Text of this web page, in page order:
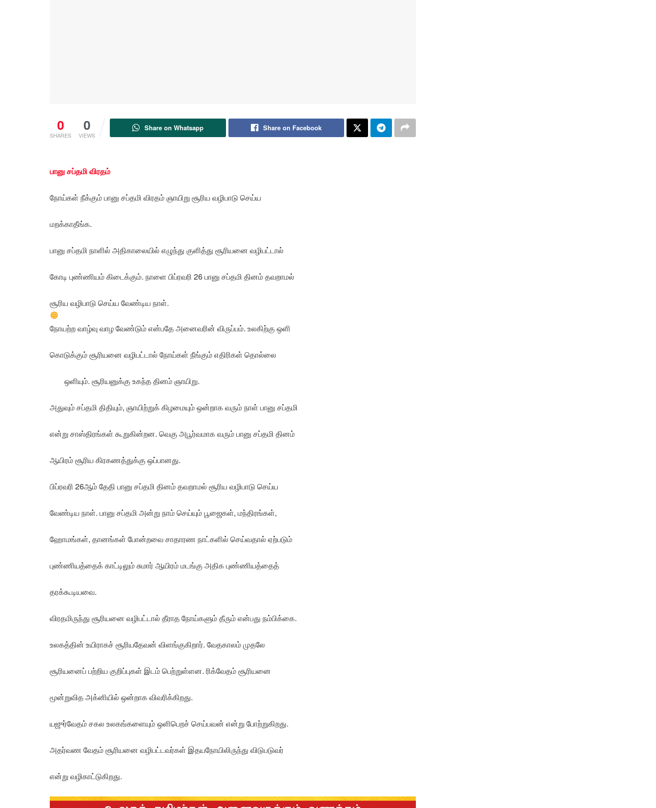
0
SHARES
0
VIEWS
Share on Whatsapp Share on Facebook
பானு சப்தமி விரதம்
நோய்கள் நீக்கும் பானு சப்தமி விரதம் ஞாயிறு சூரிய வழிபாடு செய்ய
மறக்காதீங்க.
பானு சப்தமி நாளில் அதிகாலையில் எழுந்து குளித்து சூரியனை வழிபட்டால்
கோடி புண்ணியம் கிடைக்கும். நாளை பிப்ரவரி 26 பானு சப்தமி தினம் தவறாமல்
சூரிய வழிபாடு செய்ய வேண்டிய நாள்.
நோயற்ற வாழ்வு வாழ வேண்டும் என்பதே அனைவரின் விருப்பம். உலகிற்கு ஒளி
கொடுக்கும் சூரியனை வழிபட்டால் நோய்கள் நீங்கும் எதிரிகள் தொல்லை
ஒளியும். சூரியனுக்கு உகந்த தினம் ஞாயிறு.
அதுவும் சப்தமி திதியும், ஞாயிற்றுக் கிழமையும் ஒன்றாக வரும் நாள் பானு சப்தமி
என்று சாஸ்திரங்கள் கூறுகின்றன. வெகு அபூர்வமாக வரும் பானு சப்தமி தினம்
ஆயிரம் சூரிய கிரகணத்துக்கு ஒப்பானது.
பிப்ரவரி 26ஆம் தேதி பானு சப்தமி தினம் தவறாமல் சூரிய வழிபாடு செய்ய
வேண்டிய நாள். பானு சப்தமி அன்று நாம் செய்யும் பூஜைகள், மந்திரங்கள்,
ஹோமங்கள், தானங்கள் போன்றவை சாதாரண நாட்களில் செய்வதால் ஏற்படும்
புண்ணியத்தைக் காட்டிலும் சுமார் ஆயிரம் மடங்கு அதிக புண்ணியத்தைத்
தரக்கூடியவை.
விரதமிருந்து சூரியனை வழிபட்டால் தீராத நோய்களும் தீரும் என்பது நம்பிக்கை.
உலகத்தின் உயிராகச் சூரியதேவன் விளங்குகிறார். வேதகாலம் முதலே
சூரியனைப் பற்றிய குறிப்புகள் இடம் பெற்றுள்ளன. ரிக்வேதம் சூரியனை
மூன்றுவித அக்னியில் ஒன்றாக விவரிக்கிறது.
யஜுர்வேதம் சகல உலகங்களையும் ஒளிபெறச் செய்பவன் என்று போற்றுகிறது.
அதர்வண வேதம் சூரியனை வழிபட்டவர்கள் இதயநோயிலிருந்து விடுபடுவர்
என்று வழிகாட்டுகிறது.